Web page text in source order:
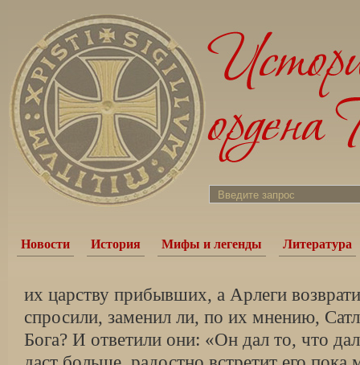
Новости История Мифы и легенды Литература
их царству прибывших, а Арлеги
спросили, заменил ли, по их мнению,
Бога? И ответили они: «Он дал то, что